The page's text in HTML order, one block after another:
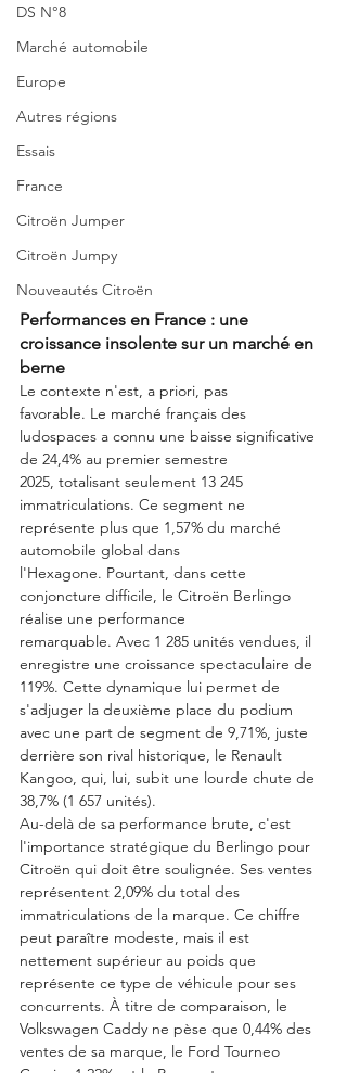
DS N°8
Marché automobile
Europe
Autres régions
Essais
France
Citroën Jumper
Citroën Jumpy
Nouveautés Citroën
Performances en France : une
croissance insolente sur un marché en
berne
Le contexte n'est, a priori, pas
favorable. Le marché français des
ludospaces a connu une baisse significative
de 24,4% au premier semestre
2025, totalisant seulement 13 245
immatriculations. Ce segment ne
représente plus que 1,57% du marché
automobile global dans
l'Hexagone. Pourtant, dans cette
conjoncture difficile, le Citroën Berlingo
réalise une performance
remarquable. Avec 1 285 unités vendues, il
enregistre une croissance spectaculaire de
119%. Cette dynamique lui permet de
s'adjuger la deuxième place du podium
avec une part de segment de 9,71%, juste
derrière son rival historique, le Renault
Kangoo, qui, lui, subit une lourde chute de
38,7% (1 657 unités).
Au-delà de sa performance brute, c'est
l'importance stratégique du Berlingo pour
Citroën qui doit être soulignée. Ses ventes
représentent 2,09% du total des
immatriculations de la marque. Ce chiffre
peut paraître modeste, mais il est
nettement supérieur au poids que
représente ce type de véhicule pour ses
concurrents. À titre de comparaison, le
Volkswagen Caddy ne pèse que 0,44% des
ventes de sa marque, le Ford Tourneo